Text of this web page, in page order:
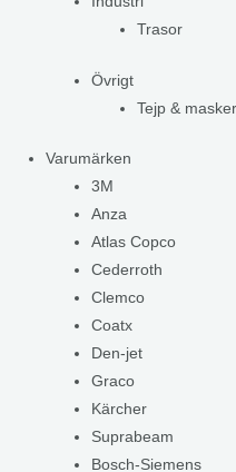
Trasor
Övrigt
Tejp &
Varumärken
3M
Anza
Atlas Copco
Cederroth
Clemco
Coatx
Den-jet
Graco
Kärcher
Suprabeam
Bosch-Siemens